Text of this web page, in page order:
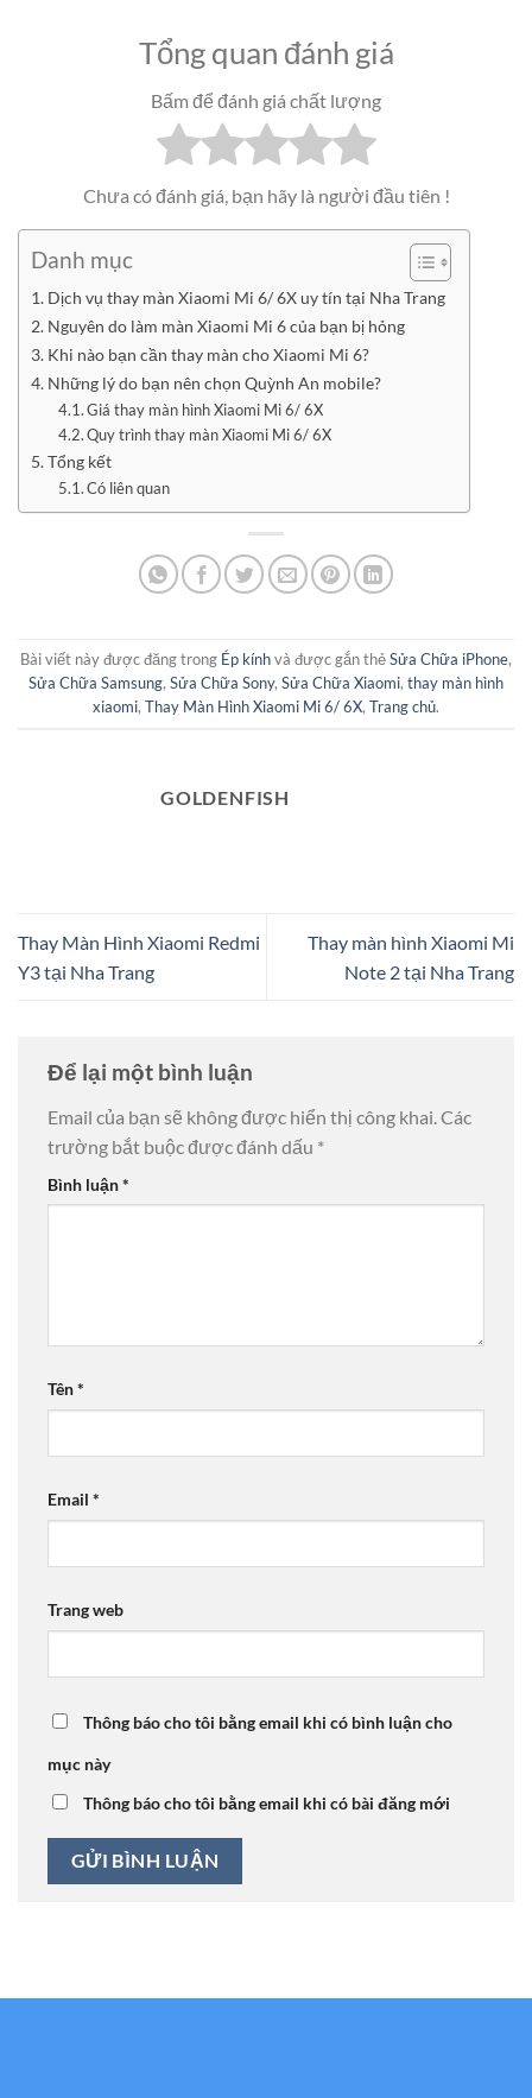
Tổng quan đánh giá
Bấm để đánh giá chất lượng
Chưa có đánh giá, bạn hãy là người đầu tiên !
Danh mục
Dịch vụ thay màn Xiaomi Mi 6/ 6X uy tín tại Nha Trang
Nguyên do làm màn Xiaomi Mi 6 của bạn bị hỏng
Khi nào bạn cần thay màn cho Xiaomi Mi 6?
Những lý do bạn nên chọn Quỳnh An mobile?
Giá thay màn hình Xiaomi Mi 6/ 6X
Quy trình thay màn Xiaomi Mi 6/ 6X
Tổng kết
Có liên quan
Bài viết này được đăng trong Ép kínhvà được gắn thẻSửa Chữa iPhone,
Sửa Chữa Samsung, Sửa Chữa Sony, Sửa Chữa Xiaomi, thay màn hình
xiaomi, Thay Màn Hình Xiaomi Mi 6/ 6X, Trang chủ.
GOLDENFISH
Thay Màn Hình Xiaomi Redmi
Y3 tại Nha Trang
Thay màn hình Xiaomi Mi
Note 2 tại Nha Trang
Để lại một bình luận
Email của bạn sẽ không được hiển thị công khai. Các
trường bắt buộc được đánh dấu *
Bình luận*
Tên*
Email *
Trang web
Thông báo cho tôi bằng email khi có bình luận cho
mục này
Thông báo cho tôi bằng email khi có bài đăng mới